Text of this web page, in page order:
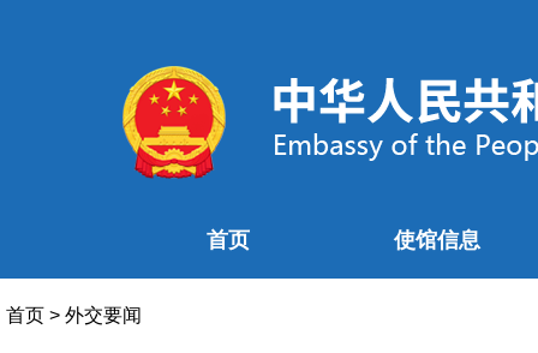
首页 使馆信息
首页 > 外交要闻